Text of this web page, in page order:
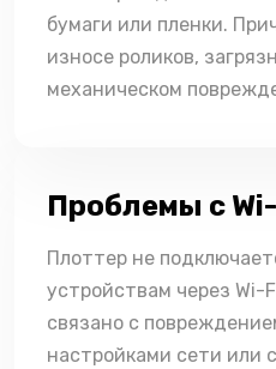
бумаги или пленки.
износе роликов,
механическом
Проблемы с
Плоттер не
устройствам через
связано с
настройками сети или